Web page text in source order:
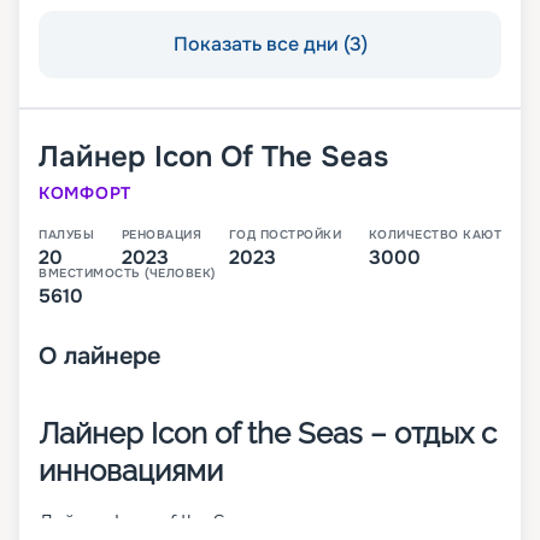
Показать все дни (3)
Лайнер Icon Of The Seas
КОМФОРТ
ПАЛУБЫ
20
РЕНОВАЦИЯ
2023
ГОД ПОСТРОЙКИ
2023
КОЛИЧЕСТВО КАЮТ
3000
ВМЕСТИМОСТЬ (ЧЕЛОВЕК)
5610
О лайнере
Лайнер Icon of the Seas – отдых с
инновациями
Лайнер Icon of the Seas – современное, недавно